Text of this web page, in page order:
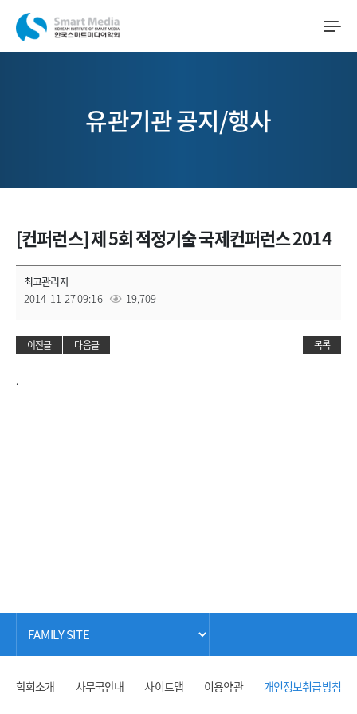
유관기관 공지/행사
[컨퍼런스] 제 5회 적정기술 국제컨퍼런스 2014
최고관리자
2014-11-27 09:16
19,709
이전글 다음글 목록
.
학회소개 사무국안내 사이트맵 이용약관 개인정보취급방침